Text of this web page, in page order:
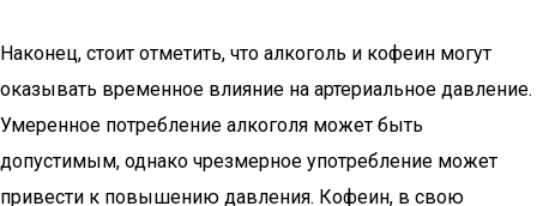
Наконец, стоит отметить, что алкоголь и кофеин могут
оказывать временное влияние на артериальное давление.
Умеренное потребление алкоголя может быть
допустимым, однако чрезмерное употребление может
привести к повышению давления. Кофеин, в свою